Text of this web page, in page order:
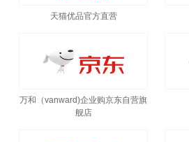
天猫优品官方直营
万和（vanward)企业购京东自营旗
舰店